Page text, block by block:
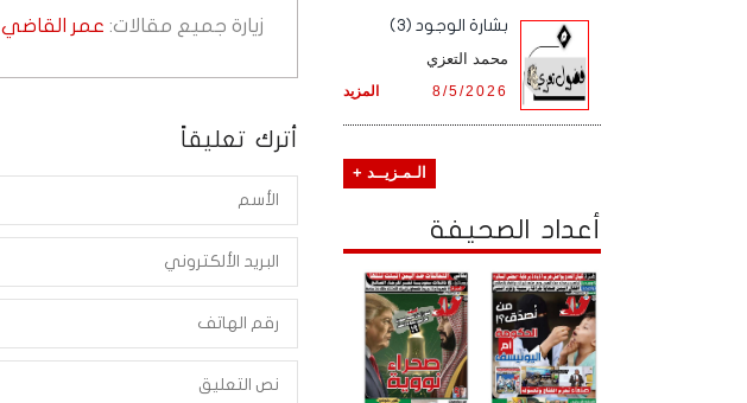
زيارة جميع مقالات: عمر القاضي
أترك تعليقاً
بشارة الوجود (3)
محمد التعزي
المزيد 8/5/2026
الـمـزيــد +
أعداد الصحيفة